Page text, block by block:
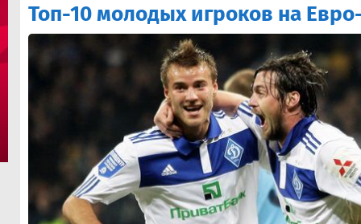
Топ-10 молодых игроков на